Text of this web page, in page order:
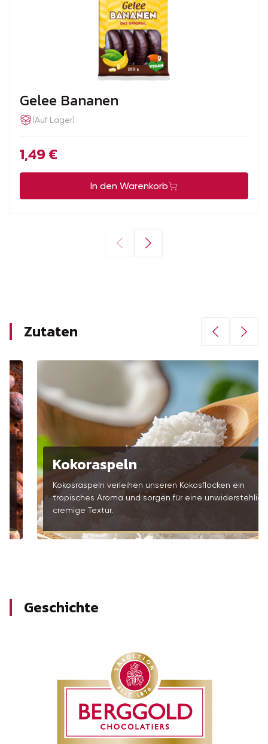
Gelee Bananen
(Auf Lager)
1,49 €
In den Warenkorb
Zutaten
Kokoraspeln
Kokosraspeln verleihen unseren Kokosflocken ein
tropisches Aroma und sorgen für eine unwiderstehlich
cremige Textur.
Geschichte